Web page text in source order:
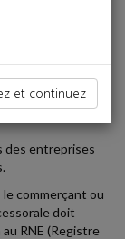
DANS
des entreprises
commerçant ou
doit
RNE (Registre
et continuez